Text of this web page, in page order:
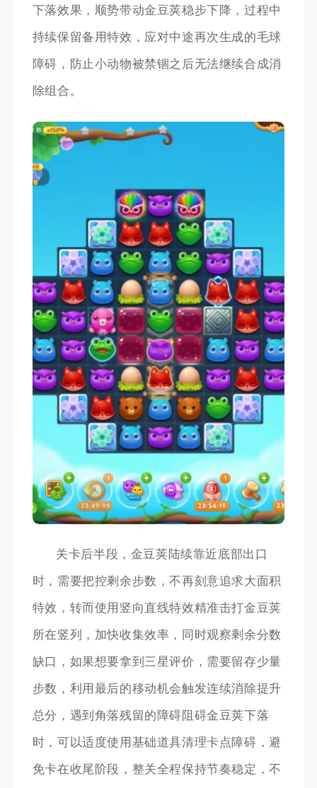
下落效果，顺势带动金豆荚稳步下降，过程中
持续保留备用特效，应对中途再次生成的毛球
障碍，防止小动物被禁锢之后无法继续合成消
除组合。
关卡后半段，金豆荚陆续靠近底部出口
时，需要把控剩余步数，不再刻意追求大面积
特效，转而使用竖向直线特效精准击打金豆荚
所在竖列，加快收集效率，同时观察剩余分数
缺口，如果想要拿到三星评价，需要留存少量
步数，利用最后的移动机会触发连续消除提升
总分，遇到角落残留的障碍阻碍金豆荚下落
时，可以适度使用基础道具清理卡点障碍，避
免卡在收尾阶段，整关全程保持节奏稳定，不